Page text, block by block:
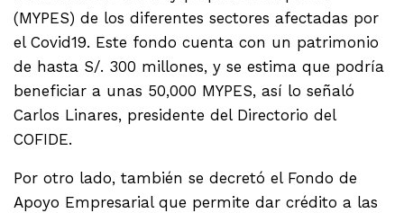
(MYPES) de los diferentes sectores afectadas por
el Covid19. Este fondo cuenta con un patrimonio
de hasta S/. 300 millones, y se estima que podría
beneficiar a unas 50,000 MYPES, así lo señaló
Carlos Linares, presidente del Directorio del
COFIDE.
Por otro lado, también se decretó el Fondo de
Apoyo Empresarial que permite dar crédito a las